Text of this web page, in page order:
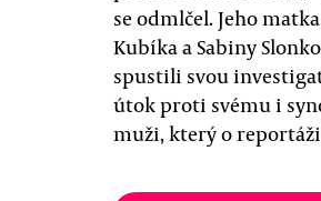
se odmlčel. Jeho
Kubíka a Sabiny
spustili svou
útok proti svému i
muži, který o